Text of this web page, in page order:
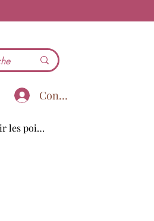
Connecter
Voir les points